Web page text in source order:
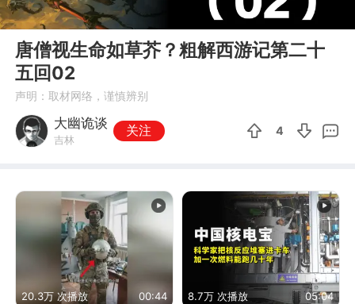
00:00 06:18
唐僧视生命如草芥？粗解西游记第二十
五回02
声明：取材网络，谨慎辨别
大幽诡谈
吉林
关注 4
20.3万 次播放 00:44 8.7万 次播放 05:04